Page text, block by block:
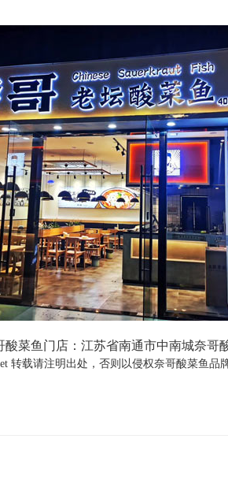
酸菜鱼门店：江苏省南通市中南城奈哥
转载请注明出处，否则以侵权奈哥酸菜鱼品